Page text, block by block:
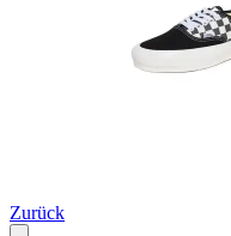
Zurück